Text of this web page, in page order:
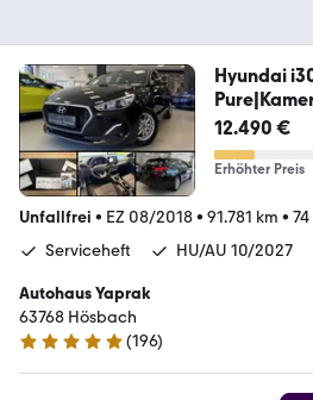
Hyundai
rantie
12.490 €
Erhöhter Preis
Unfallfrei • EZ 08/2018• 91.781 km • 74
Serviceheft
HU/AU 10/2027
Autohaus Yaprak
63768 Hösbach
4.8 Sterne
(196)